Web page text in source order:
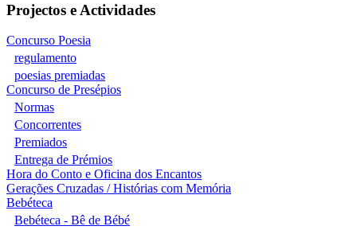
Projectos e Actividades
Concurso Poesia
regulamento
poesias premiadas
Concurso de Presépios
Normas
Concorrentes
Premiados
Entrega de Prémios
Hora do Conto e Oficina dos Encantos
Gerações Cruzadas / Histórias com Memória
Bebéteca
Bebéteca - Bê de Bébé